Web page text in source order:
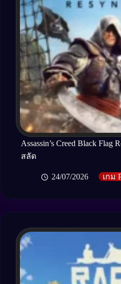
Assassin’s Creed Black Flag
สลัด
24/07/2026 เกม